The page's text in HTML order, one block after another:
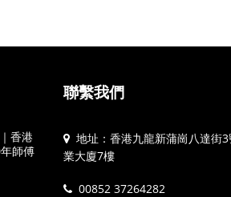
香港
師傅
聯繫我們
地址：香港九龍新蒲崗八達街
業大廈7樓
00852 37264282